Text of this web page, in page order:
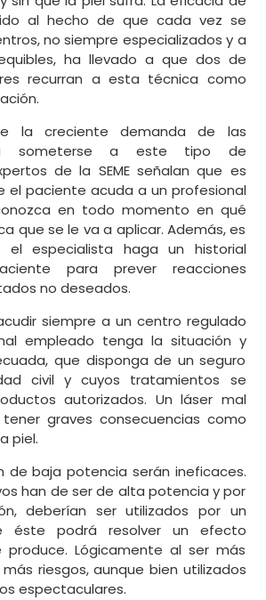
al hecho de que cada vez se
no siempre especializados y a
ha llevado a que dos de
recurran a esta técnica como
la creciente demanda de las
someterse a este tipo de
de la SEME señalan que es
el paciente acuda a un profesional
en todo momento en qué
que se le va a aplicar. Además, es
el especialista haga un historial
para prever reacciones
no deseados.
siempre a un centro regulado
empleado tenga la situación y
que disponga de un seguro
civil y cuyos tratamientos se
autorizados. Un láser mal
graves consecuencias como
piel.
de baja potencia serán ineficaces.
han de ser de alta potencia y por
deberían ser utilizados por un
éste podrá resolver un efecto
produce. Lógicamente al ser más
riesgos, aunque bien utilizados
espectaculares.